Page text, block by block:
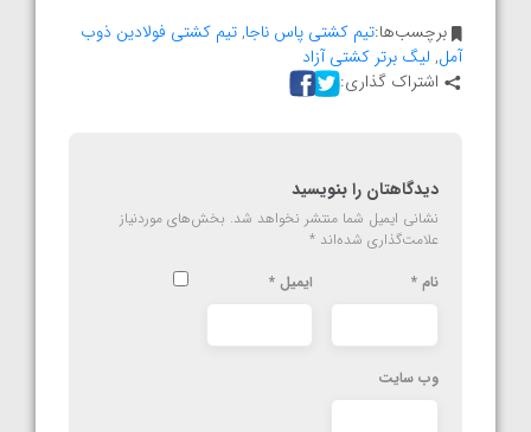
برچسب‌ها:تیم کشتی پاس ناجا,تیم کشتی فولادین ذوب
آمل, لیگ برتر کشتی آزاد
اشتراک گذاری:
دیدگاهتان را بنویسید
نشانی ایمیل شما منتشر نخواهد شد. بخش‌های موردنیاز
علامت‌گذاری شده‌اند *
نام * ایمیل *
وب‌ سایت